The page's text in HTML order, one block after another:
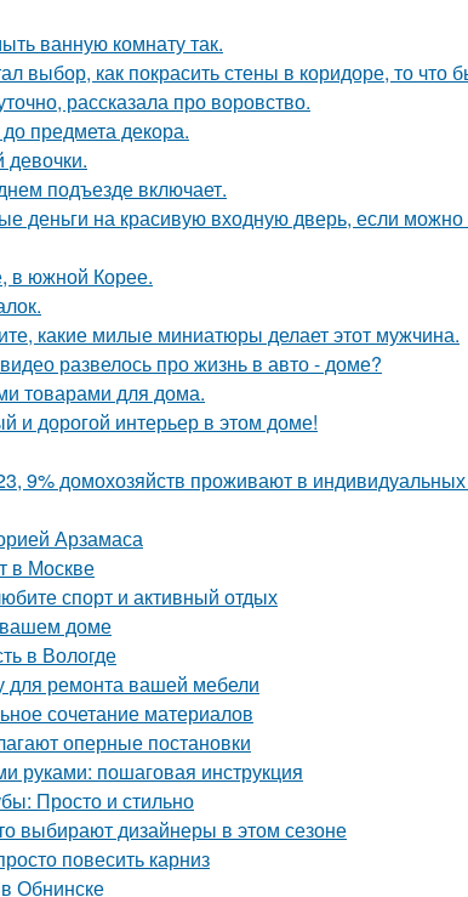
ванную комнату так.
выбор, как покрасить стены в коридоре, то что
рассказала про воровство.
предмета декора.
подъезде включает.
деньги на красивую входную дверь, если можно
в южной Корее.
какие милые миниатюры делает этот мужчина.
развелось про жизнь в авто - доме?
товарами для дома.
и дорогой интерьер в этом доме!
9% домохозяйств проживают в
Арзамаса
в Москве
спорт и активный отдых
вашем доме
в Вологде
для ремонта вашей мебели
сочетание материалов
оперные постановки
руками: пошаговая инструкция
Просто и стильно
выбирают дизайнеры в этом сезоне
повесить карниз
Обнинске